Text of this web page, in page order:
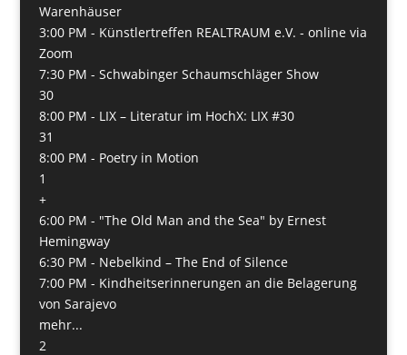
Warenhäuser
3:00 PM - Künstlertreffen REALTRAUM e.V. - online via
Zoom
7:30 PM - Schwabinger Schaumschläger Show
30
8:00 PM - LIX – Literatur im HochX: LIX #30
31
8:00 PM - Poetry in Motion
1
+
6:00 PM - "The Old Man and the Sea" by Ernest
Hemingway
6:30 PM - Nebelkind – The End of Silence
7:00 PM - Kindheitserinnerungen an die Belagerung
von Sarajevo
mehr...
2